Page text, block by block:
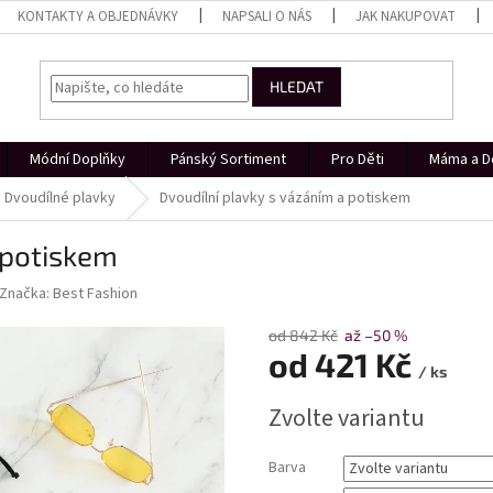
KONTAKTY A OBJEDNÁVKY NAPSALI O NÁS JAK NAKUPOVAT
HLEDAT
Módní Doplňky Pánský Sortiment Pro Děti Máma a
Dvoudílné plavky Dvoudílní plavky s vázáním a potiskem
Značka:Best Fashion
od 842 Kč až –50 %
od 421 Kč / ks
cena:
Zvolte variantu
Barva